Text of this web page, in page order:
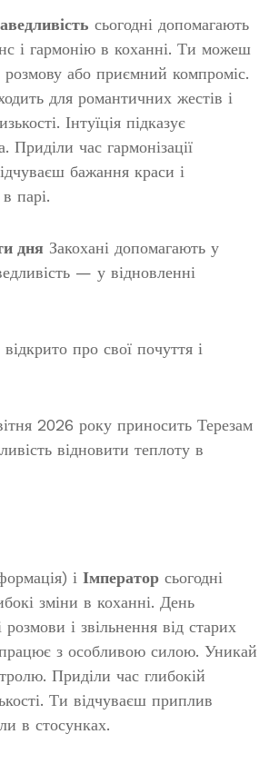
сьогодні допомагають
і гармонію в коханні. Ти можеш
або приємний компроміс.
для романтичних жестів і
Інтуїція підказує
Приділи час гармонізації
бажання краси і
парі.
дня Закохані допомагають у
— у відновленні
про свої почуття і
2026 року приносить Терезам
відновити теплоту в
і Імператор сьогодні
зміни в коханні. День
і звільнення від старих
працює з особливою силою. Уникай
Приділи час глибокій
Ти відчуваєш приплив
в стосунках.